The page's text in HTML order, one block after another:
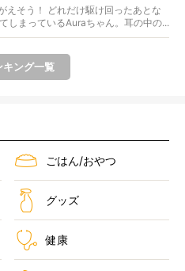
えそう！ どれだけ駆け回ったあとな
しまっているAuraちゃん。耳の中の...
キング一覧
ごはん/おやつ
グッズ
健康